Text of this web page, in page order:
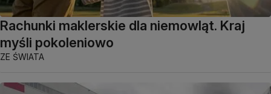
Rachunki maklerskie dla niemowląt. Kraj
myśli pokoleniowo
ZE ŚWIATA